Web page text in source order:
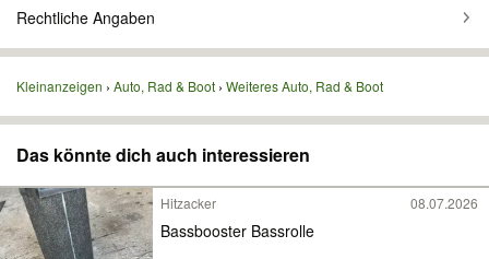
Rechtliche Angaben
Kleinanzeigen Auto, Rad & Boot Weiteres Auto, Rad & Boot
Das könnte dich auch interessieren
Hitzacker 08.07.2026
Bassbooster Bassrolle